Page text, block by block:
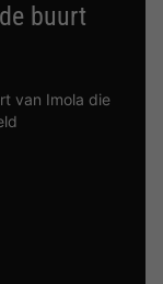
buurt
van Imola die